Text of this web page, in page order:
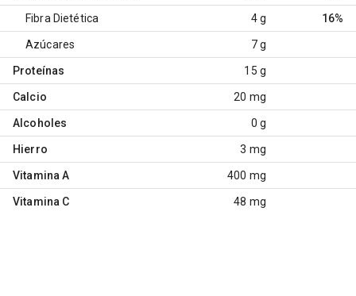
Fibra Dietética 4 g 16%
Azúcares 7 g
Proteínas 15 g
Calcio 20 mg
Alcoholes 0 g
Hierro 3 mg
Vitamina A 400 mg
Vitamina C 48 mg